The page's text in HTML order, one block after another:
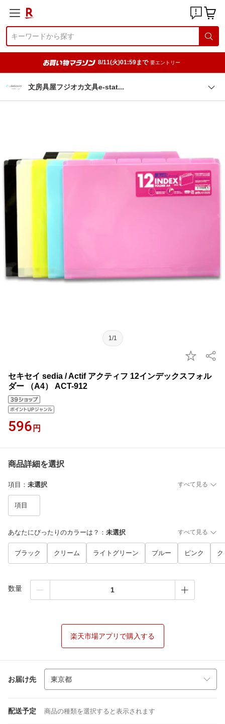
8/11(火)01:59まで 要エントリー
文房具屋フジオカ文具e-stat
1/1
セキセイ sedia / Actif アクティフ 12インデックスフォル
ダー （A4） ACT-912
596 円
商品詳細を選択
項目 ： 未選択 すべて見る
項目
あなたにぴったりのカラーは？ ： 未選択 すべて見る
ブラック クリーム ライトグリーン ブルー ピンク ク
数量
楽天市場アプリで購入する
お届け先
配送予定 商品の種類を選択すると表示されます